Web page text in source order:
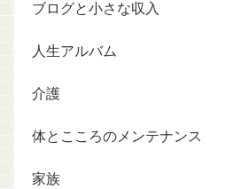
ブログと小さな収入
人生アルバム
介護
体とこころのメンテナンス
家族